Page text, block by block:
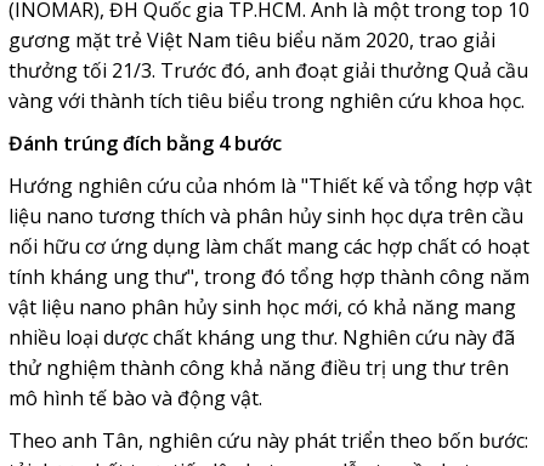
(INOMAR), ĐH Quốc gia TP.HCM. Anh là một trong top 10
gương mặt trẻ Việt Nam tiêu biểu năm 2020, trao giải
thưởng tối 21/3. Trước đó, anh đoạt giải thưởng Quả cầu
vàng với thành tích tiêu biểu trong nghiên cứu khoa học.
Đánh trúng đích bằng 4 bước
Hướng nghiên cứu của nhóm là "Thiết kế và tổng hợp vật
liệu nano tương thích và phân hủy sinh học dựa trên cầu
nối hữu cơ ứng dụng làm chất mang các hợp chất có hoạt
tính kháng ung thư", trong đó tổng hợp thành công năm
vật liệu nano phân hủy sinh học mới, có khả năng mang
nhiều loại dược chất kháng ung thư. Nghiên cứu này đã
thử nghiệm thành công khả năng điều trị ung thư trên
mô hình tế bào và động vật.
Theo anh Tân, nghiên cứu này phát triển theo bốn bước: